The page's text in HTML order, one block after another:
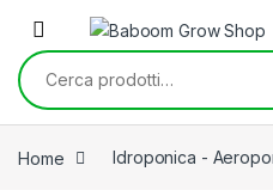
Skip to navigation
Skip to content
Cerca:
Home Idroponica -